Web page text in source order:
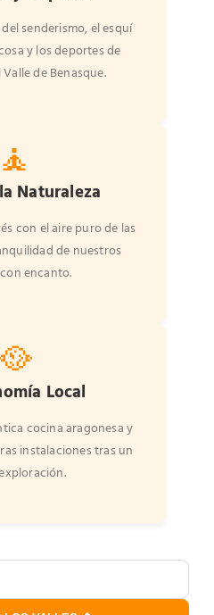
senderismo, el esquí
y los deportes de
de Benasque.
🧘
Naturaleza
con el aire puro de las
de nuestros
encanto.
Local
cocina aragonesa y
instalaciones tras un